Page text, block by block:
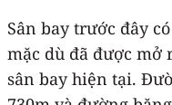
Sân bay trước đây
mặc dù đã được mở
sân bay hiện tại.